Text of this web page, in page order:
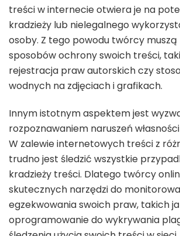
treści w internecie otwiera je na
kradzieży lub nielegalnego
osoby. Z tego powodu twórcy
sposobów ochrony swoich treści,
rejestracja praw autorskich czy
wodnych na zdjęciach i grafikach.
Innym istotnym aspektem jest
rozpoznawaniem naruszeń
W zalewie internetowych treści z
trudno jest śledzić wszystkie
kradzieży treści. Dlatego twórcy
skutecznych narzędzi do
egzekwowania swoich praw, takich
oprogramowanie do wykrywania